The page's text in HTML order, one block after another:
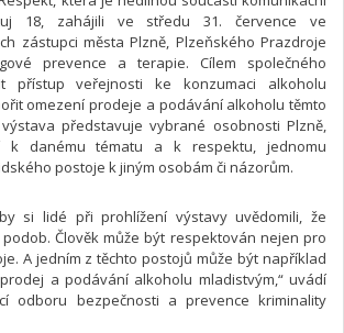
18, zahájili ve středu 31. července ve
zástupci města Plzně, Plzeňského Prazdroje
prevence a terapie. Cílem společného
přístup veřejnosti ke konzumaci alkoholu
omezení prodeje a podávání alkoholu těmto
představuje vybrané osobnosti Plzně,
k danému tématu a k respektu, jednomu
postoje k jiným osobám či názorům.
si lidé při prohlížení výstavy uvědomili, že
Člověk může být respektován nejen pro
A jedním z těchto postojů může být například
a podávání alkoholu mladistvým,“ uvádí
odboru bezpečnosti a prevence kriminality